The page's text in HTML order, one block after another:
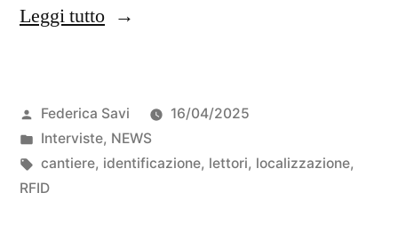
Leggi tutto
Federica Savi
16/04/2025
Interviste, NEWS
cantiere, identificazione, lettori, localizzazione,
RFID